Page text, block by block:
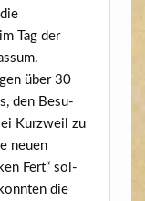
Tag der
über 30
den Besu­
Kurz­weil zu
neu­en
Fert“ sol­
die